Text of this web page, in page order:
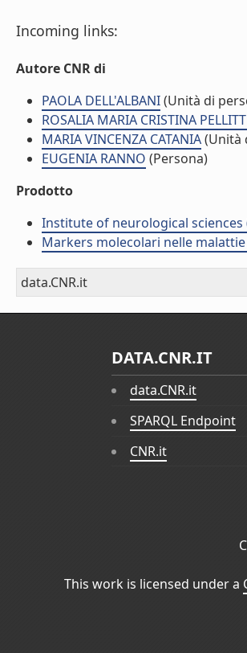
Incoming links:
Autore CNR di
PAOLA DELL'ALBANI(Unità di
ROSALIA MARIA CRISTINA
MARIA VINCENZA CATANIA(Unità
EUGENIA RANNO (Persona)
Prodotto
Institute of neurological sciences
Markers molecolari nelle
data.CNR.it
DATA.CNR.IT
data.CNR.it
SPARQL Endpoint
CNR.it
This work is licensed under a